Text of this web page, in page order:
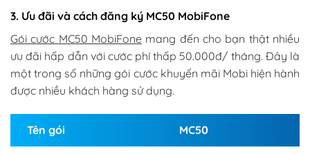
3. Ưu đãi và cách đăng ký MC50 MobiFone
Gói cước MC50 MobiFone mang đến cho bạn thật nhiều
ưu đãi hấp dẫn với cước phí thấp 50.000đ/ tháng. Đây là
một trong số những gói cước khuyến mãi Mobi hiện hành
được nhiều khách hàng sử dụng.
Tên gói MC50